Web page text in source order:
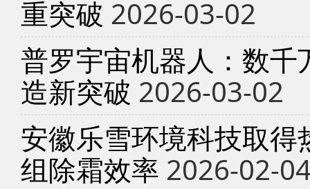
重突破 2026-03-02
普罗宇宙机器人：数
造新突破 2026-03-02
安徽乐雪环境科技取
组除霜效率 2026-02-